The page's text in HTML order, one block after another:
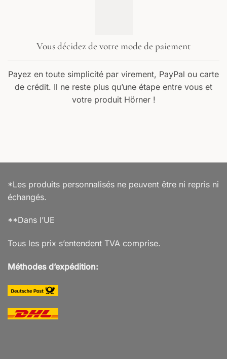
Vous décidez de votre mode de paiement
Payez en toute simplicité par virement, PayPal ou carte
de crédit. Il ne reste plus qu’une étape entre vous et
votre produit Hörner !
*Les produits personnalisés ne peuvent être ni repris ni
échangés.
**Dans l’UE
Tous les prix s’entendent TVA comprise.
Méthodes d’expédition: